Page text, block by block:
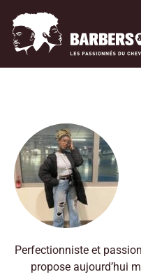
Perfectionniste et
propose aujourd’hui